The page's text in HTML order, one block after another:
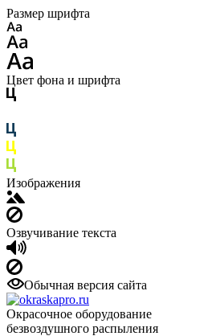
Размер шрифта
Цвет фона и шрифта
Изображения
Озвучивание текста
Обычная версия сайта
Окрасочное оборудование
безвоздушного распыления